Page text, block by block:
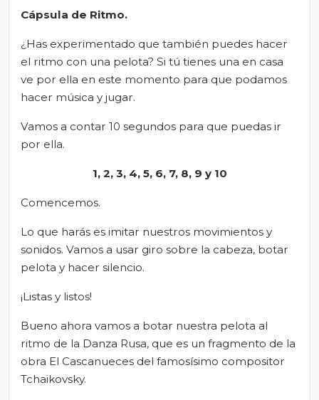
Cápsula de Ritmo.
¿Has experimentado que también puedes hacer
el ritmo con una pelota? Si tú tienes una en casa
ve por ella en este momento para que podamos
hacer música y jugar.
Vamos a contar 10 segundos para que puedas ir
por ella.
1, 2, 3, 4, 5, 6, 7, 8, 9 y 10
Comencemos.
Lo que harás es imitar nuestros movimientos y
sonidos. Vamos a usar giro sobre la cabeza, botar
pelota y hacer silencio.
¡Listas y listos!
Bueno ahora vamos a botar nuestra pelota al
ritmo de la Danza Rusa, que es un fragmento de la
obra El Cascanueces del famosísimo compositor
Tchaikovsky.